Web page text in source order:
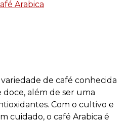
de café conhecida
doce, além de ser uma
Com o cultivo e
cuidado, o café Arabica é